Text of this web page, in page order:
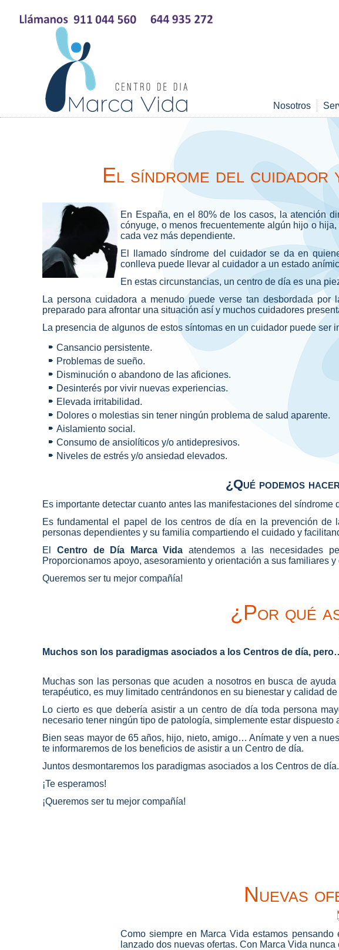
Nosotros
El síndrome del cuidador
En España, en el 80% de los casos, la atención
cónyuge, o menos frecuentemente algún hijo o
cada vez más dependiente.
El llamado síndrome del cuidador se da en
conlleva puede llevar al cuidador a un estado
En estas circunstancias, un centro de día es una
La persona cuidadora a menudo puede verse tan desbordada
preparado para afrontar una situación así y muchos cuidadores
La presencia de algunos de estos síntomas en un cuidador puede ser
Cansancio persistente.
Problemas de sueño.
Disminución o abandono de las aficiones.
Desinterés por vivir nuevas experiencias.
Elevada irritabilidad.
Dolores o molestias sin tener ningún problema de salud aparente.
Aislamiento social.
Consumo de ansiolíticos y/o antidepresivos.
Niveles de estrés y/o ansiedad elevados.
¿Qué podemos
Es importante detectar cuanto antes las manifestaciones del
Es fundamental el papel de los centros de día en la prevención
personas dependientes y su familia compartiendo el cuidado y
El Centro de Día Marca Vida atendemos a las necesidades
Proporcionamos apoyo, asesoramiento y orientación a sus familiares
Queremos ser tu mejor compañía!
¿Por qué
Muchos son los paradigmas asociados a los Centros de día,
Muchas son las personas que acuden a nosotros en busca de
terapéutico, es muy limitado centrándonos en su bienestar y calidad
Lo cierto es que debería asistir a un centro de día toda persona
necesario tener ningún tipo de patología, simplemente estar
Bien seas mayor de 65 años, hijo, nieto, amigo… Anímate y ven a
te informaremos de los beneficios de asistir a un Centro de día.
Juntos desmontaremos los paradigmas asociados a los Centros de día.
¡Te esperamos!
¡Queremos ser tu mejor compañía!
Nuevas
Como siempre en Marca Vida estamos
lanzado dos nuevas ofertas. Con Marca Vida nunca